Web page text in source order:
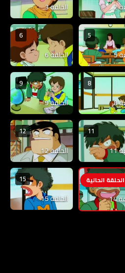
2 الحلقة 3
5
5
6
الحلقة 6
8
8
9
الحلقة 9
11
11
12
الحلقة 12
14
14
15
الحلقة 15